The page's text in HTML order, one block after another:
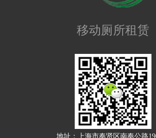
移动厕所租赁
地址：上海市奉贤区南奉公路